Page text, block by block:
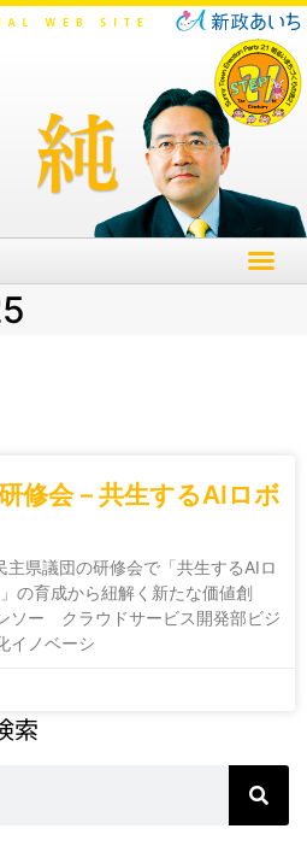
修会－共生するAIロボ
県議団の研修会で「共生するAIロ
の育成から紐解く新たな価値創
ソー クラウドサービス開発部ビジ
イノベーシ
索